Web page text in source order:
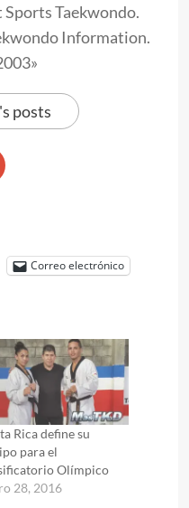
Taekwondo.
Information.
posts
Correo electrónico
Rica define su
para el
Olímpico
28, 2016